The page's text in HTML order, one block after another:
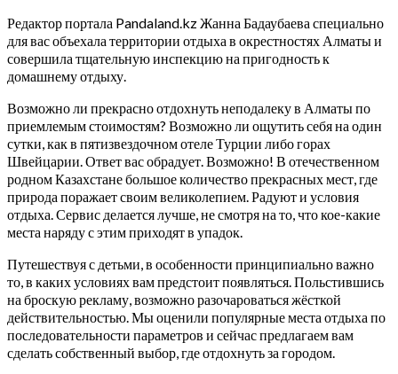
Редактор портала Pandaland.kz Жанна Бадаубаева специально
для вас объехала территории отдыха в окрестностях Алматы и
совершила тщательную инспекцию на пригодность к
домашнему отдыху.
Возможно ли прекрасно отдохнуть неподалеку в Алматы по
приемлемым стоимостям? Возможно ли ощутить себя на один
сутки, как в пятизвездочном отеле Турции либо горах
Швейцарии. Ответ вас обрадует. Возможно! В отечественном
родном Казахстане большое количество прекрасных мест, где
природа поражает своим великолепием. Радуют и условия
отдыха. Сервис делается лучше, не смотря на то, что кое-какие
места наряду с этим приходят в упадок.
Путешествуя с детьми, в особенности принципиально важно
то, в каких условиях вам предстоит появляться. Польстившись
на броскую рекламу, возможно разочароваться жёсткой
действительностью. Мы оценили популярные места отдыха по
последовательности параметров и сейчас предлагаем вам
сделать собственный выбор, где отдохнуть за городом.